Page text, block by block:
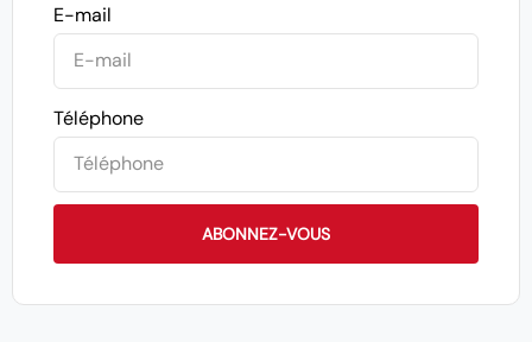
E-mail
Téléphone
ABONNEZ-VOUS